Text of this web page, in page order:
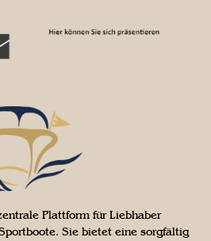
Plattform für Liebhaber
Sie bietet eine sorgfältig